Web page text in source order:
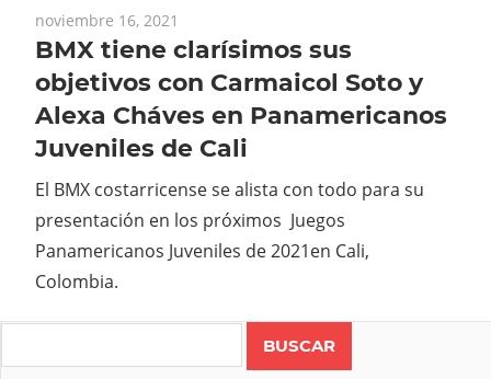
noviembre 16, 2021
BMX tiene clarísimos sus
objetivos con Carmaicol Soto y
Alexa Cháves en Panamericanos
Juveniles de Cali
El BMX costarricense se alista con todo para su
presentación en los próximos Juegos
Panamericanos Juveniles de 2021en Cali,
Colombia.